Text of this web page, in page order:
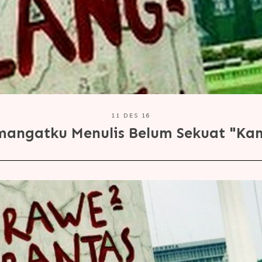
11 DES 16
Menulis Belum Sekuat